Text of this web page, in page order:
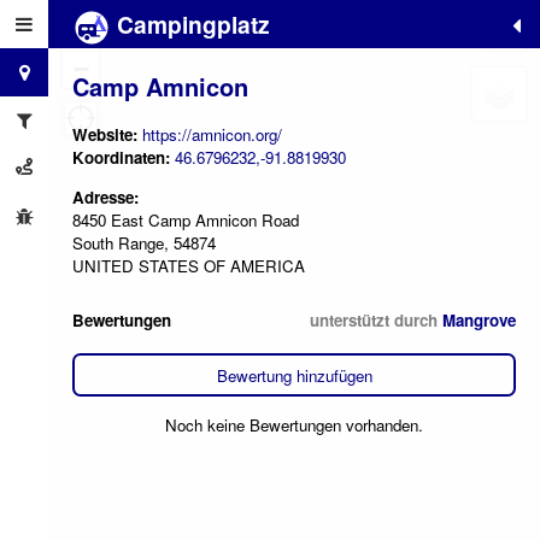
Campingplatz
Camp Amnicon
Website: https://amnicon.org/
Koordinaten: 46.6796232,-91.8819930
Adresse:
8450 East Camp Amnicon Road
South Range, 54874
UNITED STATES OF AMERICA
Bewertungen unterstützt durch Mangrove
Bewertung hinzufügen
Noch keine Bewertungen vorhanden.
+